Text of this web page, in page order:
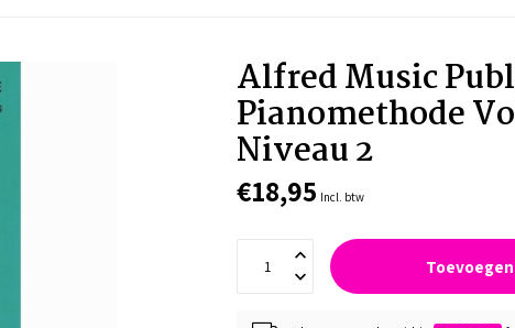
Alfred Music
Pianomethode
Niveau 2
€18,95 Incl. btw